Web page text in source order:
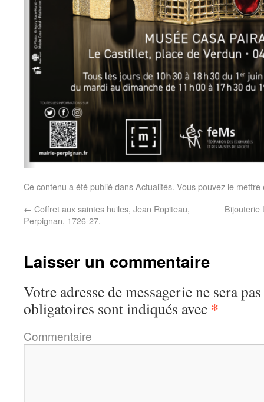
Ce contenu a été publié dansActualités. Vous pouvez le
← Coffret aux saintes huiles, Jean Ropiteau,
Perpignan, 1726-27.
Bijouterie
Laisser un commentaire
Votre adresse de messagerie ne sera
obligatoires sont indiqués avec *
Commentaire